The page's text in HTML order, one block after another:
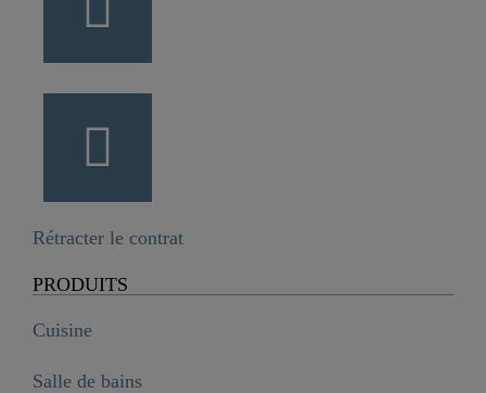
Rétracter le contrat
PRODUITS
Cuisine
Salle de bains